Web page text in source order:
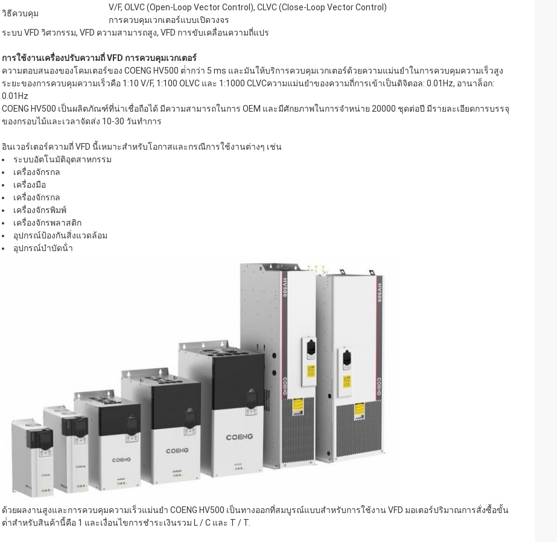
วิธีควบคุม
V/F, OLVC (Open-Loop Vector Control), CLVC (Close-Loop Vector Control)
การควบคุมเวกเตอร์แบบเปิดวงจร
ระบบ VFD วิศวกรรม, VFD ความสามารถสูง, VFD การขับเคลื่อนความถี่แปร
การใช้งานเครื่องปรับความถี่ VFD การควบคุมเวกเตอร์
ความตอบสนองของโคมเตอร์ของ COENG HV500 ต่ํากว่า 5 ms และมันให้บริการควบคุมเวกเตอร์ด้วยความแม่นยําในการควบคุมความเร็วสูง
ระยะของการควบคุมความเร็วคือ 1:10 V/F, 1:100 OLVC และ 1:1000 CLVCความแม่นยําของความถี่การเข้าเป็นดิจิตอล: 0.01Hz, อานาล็อก:
0.01Hz
COENG HV500 เป็นผลิตภัณฑ์ที่น่าเชื่อถือได้ มีความสามารถในการ OEM และมีศักยภาพในการจําหน่าย 20000 ชุดต่อปี มีรายละเอียดการบรรจุ
ของกรอบไม้และเวลาจัดส่ง 10-30 วันทําการ
อินเวอร์เตอร์ความถี่ VFD นี้เหมาะสําหรับโอกาสและกรณีการใช้งานต่างๆ เช่น
ระบบอัตโนมัติอุตสาหกรรม
เครื่องจักรกล
เครื่องมือ
เครื่องจักรกล
เครื่องจักรพิมพ์
เครื่องจักรพลาสติก
อุปกรณ์ป้องกันสิ่งแวดล้อม
อุปกรณ์บําบัดน้ํา
ด้วยผลงานสูงและการควบคุมความเร็วแม่นยํา COENG HV500 เป็นทางออกที่สมบูรณ์แบบสําหรับการใช้งาน VFD มอเตอร์ปริมาณการสั่งซื้อขั้น
ต่ําสําหรับสินค้านี้คือ 1 และเงื่อนไขการชําระเงินรวม L / C และ T / T.